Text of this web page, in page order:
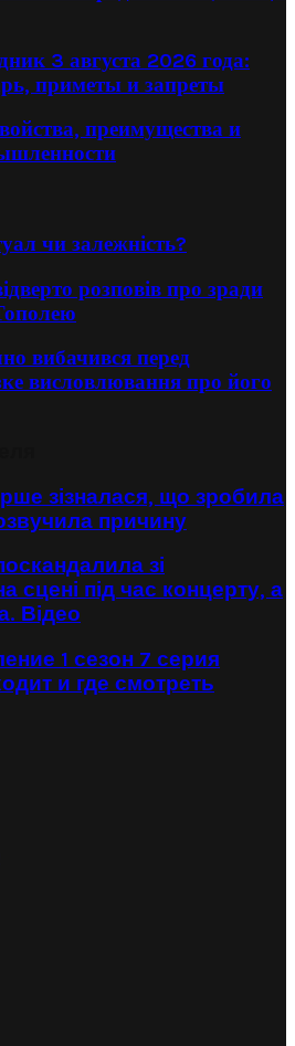
3 августа 2026 года:
приметы и запреты
преимущества и
чи залежність?
розповів про зради
вибачився перед
висловлювання про його
зізналася, що зробила
причину
зі
сцені під час концерту, а
Відео
1 сезон 7 серия
и где смотреть